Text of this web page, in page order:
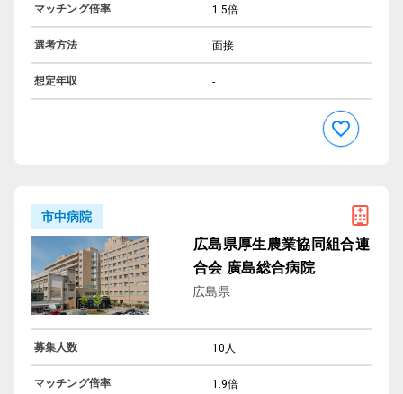
マッチング倍率 1.5倍
選考方法 面接
想定年収 -
市中病院
広島県厚生農業協同組合連
合会 廣島総合病院
広島県
募集人数 10人
マッチング倍率 1.9倍